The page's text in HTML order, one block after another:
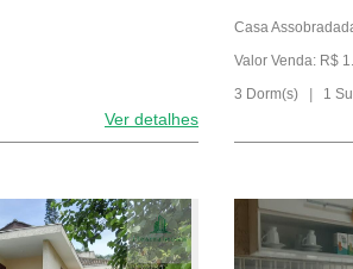
Ver detalhes
Casa
Valor Venda: R$
3 Dorm(s)
1